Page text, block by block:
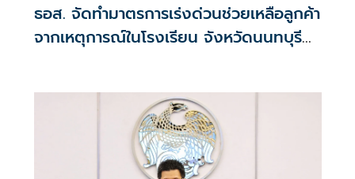
ธอส. จัดทำมาตรการเร่งด่วนช่วยเหลือลูกค้า
จากเหตุการณ์ในโรงเรียน จังหวัดนนทบุรี